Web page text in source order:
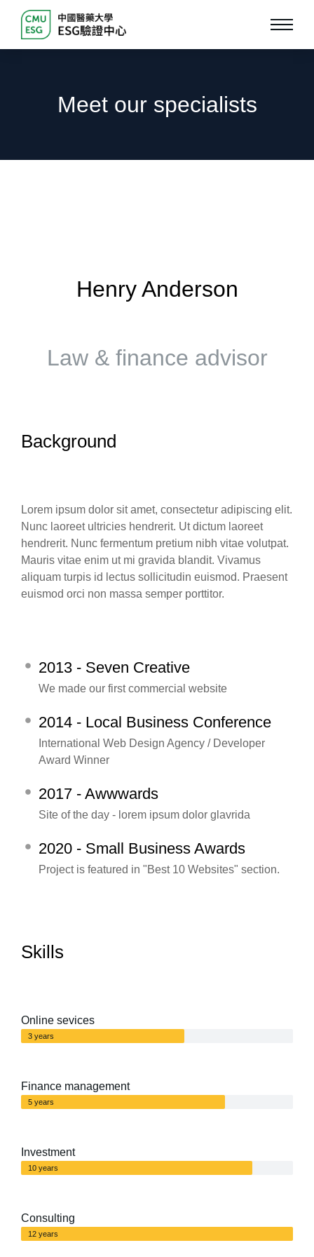
Meet our specialists
Henry Anderson
Law & finance advisor
Background
Lorem ipsum dolor sit amet, consectetur adipiscing elit.
Nunc laoreet ultricies hendrerit. Ut dictum laoreet
hendrerit. Nunc fermentum pretium nibh vitae volutpat.
Mauris vitae enim ut mi gravida blandit. Vivamus
aliquam turpis id lectus sollicitudin euismod. Praesent
euismod orci non massa semper porttitor.
2013 - Seven Creative
We made our first commercial website
2014 - Local Business Conference
International Web Design Agency / Developer
Award Winner
2017 - Awwwards
Site of the day - lorem ipsum dolor glavrida
2020 - Small Business Awards
Project is featured in "Best 10 Websites" section.
Skills
Online sevices
3 years
Finance management
5 years
Investment
10 years
Consulting
12 years